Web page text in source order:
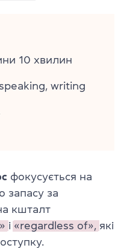
10 хвилин
writing
фокусується на
запасу за
кшталт
і «regardless of», які